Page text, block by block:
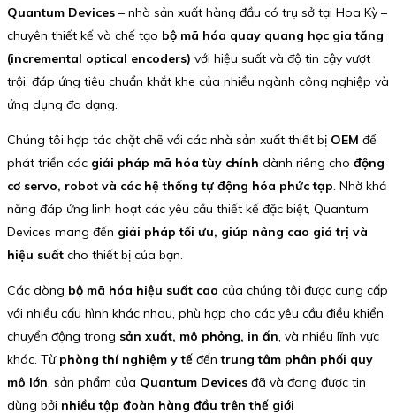
Quantum Devices – nhà sản xuất hàng đầu có trụ sở tại Hoa Kỳ –
chuyên thiết kế và chế tạo bộ mã hóa quay quang học gia tăng
(incremental optical encoders) với hiệu suất và độ tin cậy vượt
trội, đáp ứng tiêu chuẩn khắt khe của nhiều ngành công nghiệp và
ứng dụng đa dạng.
Chúng tôi hợp tác chặt chẽ với các nhà sản xuất thiết bị OEM để
phát triển các giải pháp mã hóa tùy chỉnh dành riêng cho động
cơ servo, robot và các hệ thống tự động hóa phức tạp. Nhờ khả
năng đáp ứng linh hoạt các yêu cầu thiết kế đặc biệt, Quantum
Devices mang đến giải pháp tối ưu, giúp nâng cao giá trị và
hiệu suất cho thiết bị của bạn.
Các dòng bộ mã hóa hiệu suất cao của chúng tôi được cung cấp
với nhiều cấu hình khác nhau, phù hợp cho các yêu cầu điều khiển
chuyển động trong sản xuất, mô phỏng, in ấn, và nhiều lĩnh vực
khác. Từ phòng thí nghiệm y tế đếntrung tâm phân phối quy
mô lớn, sản phẩm của Quantum Devices đã và đang được tin
dùng bởi nhiều tập đoàn hàng đầu trên thế giới